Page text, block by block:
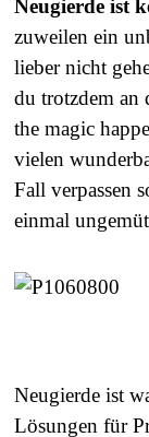
Neugierde ist
zuweilen ein
lieber nicht
du trotzdem an
the magic
vielen
Fall verpassen
einmal
Neugierde ist
Lösungen für